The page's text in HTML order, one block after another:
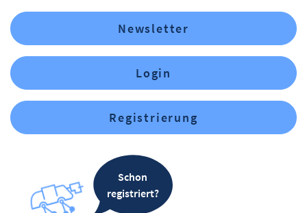
Newsletter
Login
Registrierung
Schon
registriert?